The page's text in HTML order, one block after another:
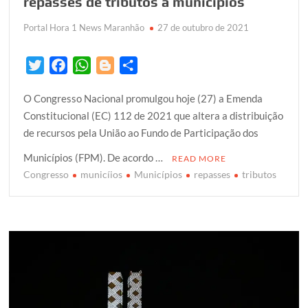
Portal Hora 1 News Maranhão 27 de outubro de 2021
i
t
t
e
r
c
e
b
o
o
W
a
t
s
A
p
o
g
g
e
r
a
r
e
O Congresso Nacional promulgou hoje (27) a Emenda
Constitucional (EC) 112 de 2021 que altera a distribuição
de recursos pela União ao Fundo de Participação dos
Municípios (FPM). De acordo …
READ MORE
Congresso municíios Municípios repasses tributos